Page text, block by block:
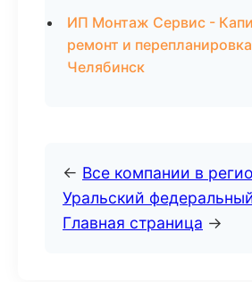
ИП Монтаж Сервис -
ремонт и
Челябинск
← Все компании в
Уральский
Главная страница →